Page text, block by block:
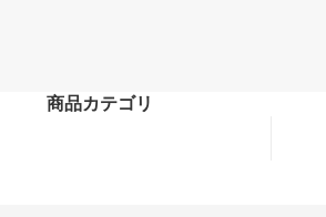
商品カテゴリ